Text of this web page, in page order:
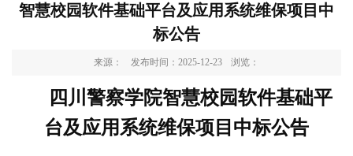
智慧校园软件基础平台及应用系统维保项目中
标公告
来源： 发布时间：2025-12-23 浏览：
四川警察学院智慧校园软件基础平
台及应用系统维保项目中标公告